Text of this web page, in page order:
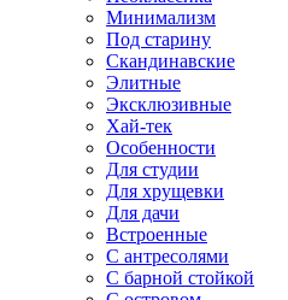
Минимализм
Под старину
Скандинавские
Элитные
Эксклюзивные
Хай-тек
Особенности
Для студии
Для хрущевки
Для дачи
Встроенные
С антресолями
С барной стойкой